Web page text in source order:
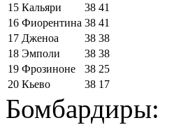
15 Кальяри 38 41
16 Фиорентина 38 41
17 Дженоа 38 38
18 Эмполи 38 38
19 Фрозиноне 38 25
20 Кьево 38 17
Бомбардиры: